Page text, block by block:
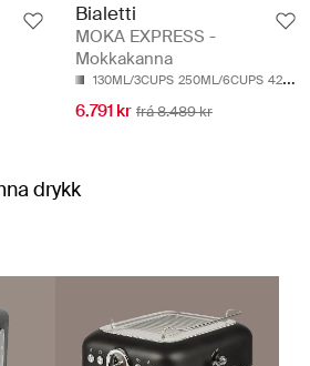
Bialetti
MOKA EXPRESS -
Mokkakanna
130ML/3CUPS 250ML/6CUPS 420ML/9CUPS
6.791 kr frá 8.489 kr
drykk